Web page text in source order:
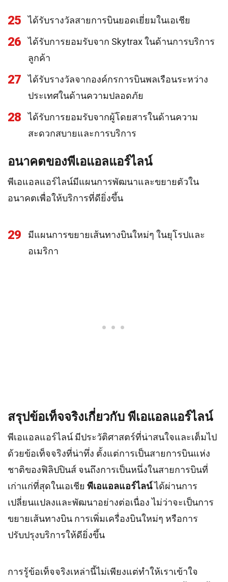
25 ได้รับรางวัลสายการบินยอดเยี่ยมในเอเชีย
26
ได้รับการยอมรับจาก Skytrax ในด้านการบริการ
ลูกค้า
27
ได้รับรางวัลจากองค์กรการบินพลเรือนระหว่าง
ประเทศในด้านความปลอดภัย
28
ได้รับการยอมรับจากผู้โดยสารในด้านความ
สะดวกสบายและการบริการ
อนาคตของพีเอแอลแอร์ไลน์
พีเอแอลแอร์ไลน์มีแผนการพัฒนาและขยายตัวใน
อนาคตเพื่อให้บริการที่ดียิ่งขึ้น
29
มีแผนการขยายเส้นทางบินใหม่ๆ ในยุโรปและ
อเมริกา
สรุปข้อเท็จจริงเกี่ยวกับ พีเอแอลแอร์ไลน์
พีเอแอลแอร์ไลน์ มีประวัติศาสตร์ที่น่าสนใจและเต็มไป
ด้วยข้อเท็จจริงที่น่าทึ่ง ตั้งแต่การเป็นสายการบินแห่ง
ชาติของฟิลิปปินส์ จนถึงการเป็นหนึ่งในสายการบินที่
เก่าแก่ที่สุดในเอเชีย พีเอแอลแอร์ไลน์ได้ผ่านการ
เปลี่ยนแปลงและพัฒนาอย่างต่อเนื่อง ไม่ว่าจะเป็นการ
ขยายเส้นทางบิน การเพิ่มเครื่องบินใหม่ๆ หรือการ
ปรับปรุงบริการให้ดียิ่งขึ้น
การรู้ข้อเท็จจริงเหล่านี้ไม่เพียงแต่ทำให้เราเข้าใจ